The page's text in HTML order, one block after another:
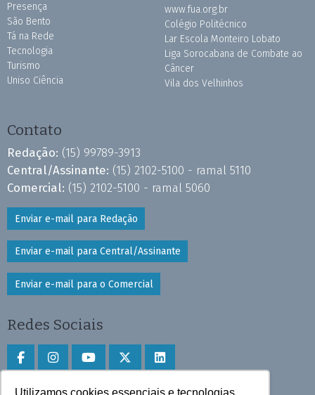
Utilizamos cookies essenciais e tecnologias
Presença
São Bento
Tá na Rede
Tecnologia
Turismo
Uniso Ciência
www.fua.org.br
Colégio Politécnico
Lar Escola Monteiro Lobato
Liga Sorocabana de Combate ao
Câncer
Vila dos Velhinhos
Contato
Redação: (15) 99789-3913
Central/Assinante: (15) 2102-5100 - ramal 5110
Comercial: (15) 2102-5100 - ramal 5060
Enviar e-mail para Redação
Enviar e-mail para Central/Assinante
Enviar e-mail para o Comercial
Redes Sociais